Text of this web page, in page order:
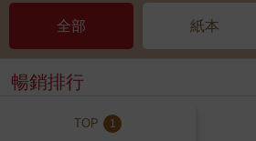
全部 紙本
暢銷排行
TOP 1